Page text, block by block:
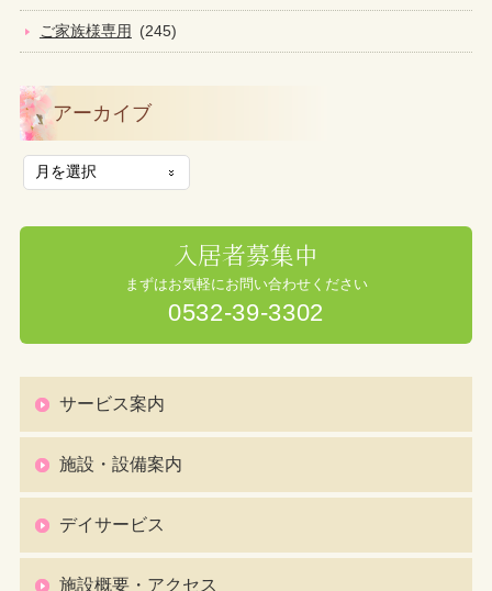
ご家族様専用 (245)
アーカイブ
入居者募集中
まずはお気軽にお問い合わせください
0532-39-3302
サービス案内
施設・設備案内
デイサービス
施設概要・アクセス